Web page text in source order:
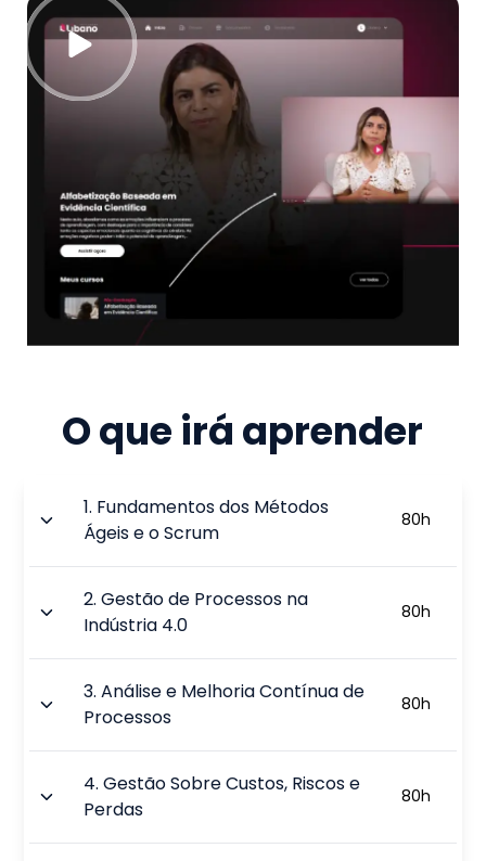
O que irá aprender
1. Fundamentos dos Métodos
Ágeis e o Scrum
80h
2.Gestão de Processos na
Indústria 4.0
80h
3.Análise e Melhoria Contínua de
Processos
80h
4.Gestão Sobre Custos, Riscos e
Perdas
80h